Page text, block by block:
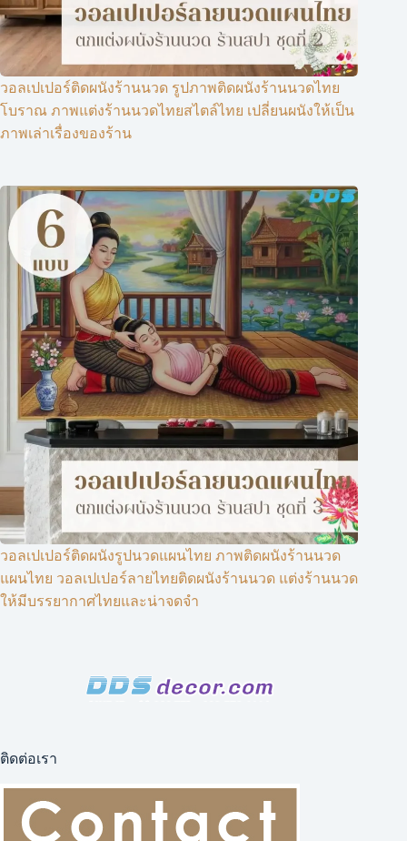
วอลเปเปอร์ติดผนังร้านนวด รูปภาพติดผนังร้านนวดไทย
โบราณ ภาพแต่งร้านนวดไทยสไตล์ไทย เปลี่ยนผนังให้เป็น
ภาพเล่าเรื่องของร้าน
วอลเปเปอร์ติดผนังรูปนวดแผนไทย ภาพติดผนังร้านนวด
แผนไทย วอลเปเปอร์ลายไทยติดผนังร้านนวด แต่งร้านนวด
ให้มีบรรยากาศไทยและน่าจดจำ
ติดต่อเรา